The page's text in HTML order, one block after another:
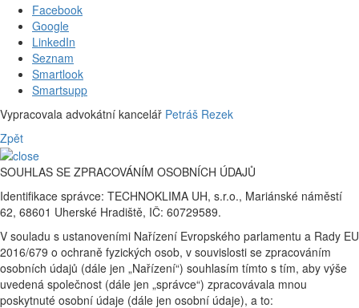
Facebook
Google
LinkedIn
Seznam
Smartlook
Smartsupp
Vypracovala advokátní kancelář Petráš Rezek
Zpět
SOUHLAS SE ZPRACOVÁNÍM OSOBNÍCH ÚDAJŮ
Identifikace správce: TECHNOKLIMA UH, s.r.o., Mariánské náměstí
62, 68601 Uherské Hradiště, IČ: 60729589.
V souladu s ustanoveními Nařízení Evropského parlamentu a Rady EU
2016/679 o ochraně fyzických osob, v souvislosti se zpracováním
osobních údajů (dále jen „Nařízení“) souhlasím tímto s tím, aby výše
uvedená společnost (dále jen „správce“) zpracovávala mnou
poskytnuté osobní údaje (dále jen osobní údaje), a to: